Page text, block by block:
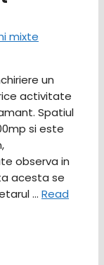
un
activitate
Spatiul
si este
observa in
acesta se
… Read